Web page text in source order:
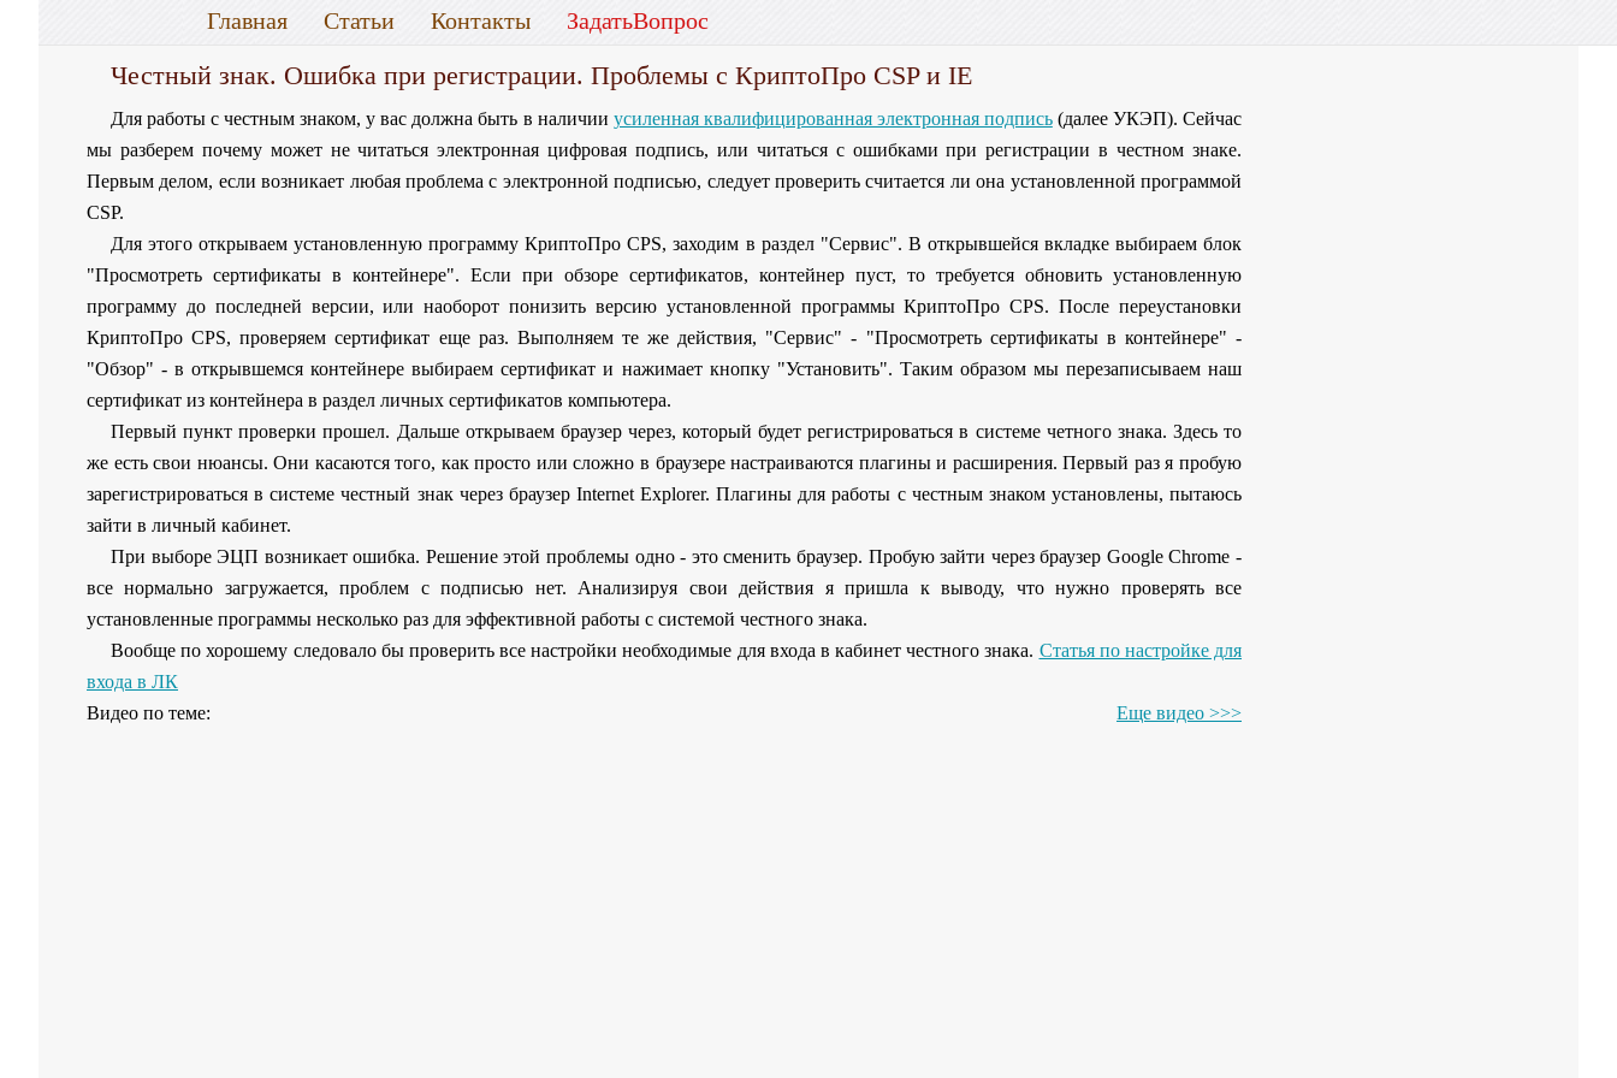
Главная Статьи Контакты ЗадатьВопрос
Честный знак. Ошибка при регистрации. Проблемы с КриптоПро CSP и IE
Для работы с честным знаком, у вас должна быть в наличии усиленная квалифицированная электронная подпись(далее УКЭП). Сейчас
мы разберем почему может не читаться электронная цифровая подпись, или читаться с ошибками при регистрации в честном знаке.
Первым делом, если возникает любая проблема с электронной подписью, следует проверить считается ли она установленной программой
CSP.
Для этого открываем установленную программу КриптоПро CPS, заходим в раздел "Сервис". В открывшейся вкладке выбираем блок
"Просмотреть сертификаты в контейнере". Если при обзоре сертификатов, контейнер пуст, то требуется обновить установленную
программу до последней версии, или наоборот понизить версию установленной программы КриптоПро CPS. После переустановки
КриптоПро CPS, проверяем сертификат еще раз. Выполняем те же действия, "Сервис" - "Просмотреть сертификаты в контейнере" -
"Обзор" - в открывшемся контейнере выбираем сертификат и нажимает кнопку "Установить". Таким образом мы перезаписываем наш
сертификат из контейнера в раздел личных сертификатов компьютера.
Первый пункт проверки прошел. Дальше открываем браузер через, который будет регистрироваться в системе четного знака. Здесь то
же есть свои нюансы. Они касаются того, как просто или сложно в браузере настраиваются плагины и расширения. Первый раз я пробую
зарегистрироваться в системе честный знак через браузер Internet Explorer. Плагины для работы с честным знаком установлены, пытаюсь
зайти в личный кабинет.
При выборе ЭЦП возникает ошибка. Решение этой проблемы одно - это сменить браузер. Пробую зайти через браузер Google Chrome -
все нормально загружается, проблем с подписью нет. Анализируя свои действия я пришла к выводу, что нужно проверять все
установленные программы несколько раз для эффективной работы с системой честного знака.
Вообще по хорошему следовало бы проверить все настройки необходимые для входа в кабинет честного знака. Статья по настройке для
входа в ЛК
Видео по теме:
Еще видео >>>